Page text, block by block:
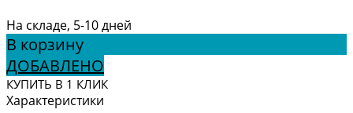
На складе, 5-10 дней
В корзину
ДОБАВЛЕНО
КУПИТЬ В 1 КЛИК
Характеристики